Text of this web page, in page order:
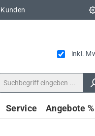
inkl.
Service Angebote %